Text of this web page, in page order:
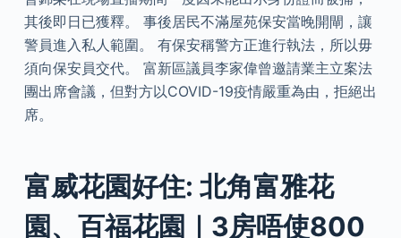
其後即日已獲釋。 事後居民不滿屋苑保安當晚開閘，讓
警員進入私人範圍。 有保安稱警方正進行執法，所以毋
須向保安員交代。 富新區議員李家偉曾邀請業主立案法
團出席會議，但對方以COVID-19疫情嚴重為由，拒絕出
席。
富威花園好住: 北角富雅花
園、百福花園｜3房唔使800